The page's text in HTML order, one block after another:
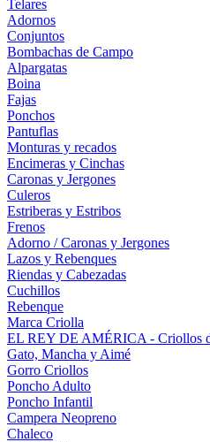
Telares
Adornos
Conjuntos
Bombachas de Campo
Alpargatas
Boina
Fajas
Ponchos
Pantuflas
Monturas y recados
Encimeras y Cinchas
Caronas y Jergones
Culeros
Estriberas y Estribos
Frenos
Adorno / Caronas y Jergones
Lazos y Rebenques
Riendas y Cabezadas
Cuchillos
Rebenque
Marca Criolla
EL REY DE AMÉRICA - Criollos
Gato, Mancha y Aimé
Gorro Criollos
Poncho Adulto
Poncho Infantil
Campera Neopreno
Chaleco